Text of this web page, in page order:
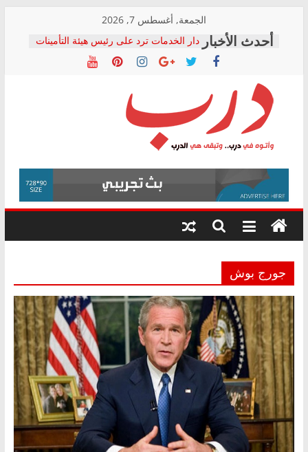
content
الجمعة, أغسطس 7, 2026
دار الخدمات ترد على رئيس هيئة التأمينات
بعد مؤتمره الصحفي: إنكار الأزمة لا ينهي
معاناة أصحاب المعاشات.. ونطالب بكشف
فرحات سليمان يكتب: القطاع الصحي إلى
أين؟
حزب التحالف الشعبي يطلق لجنة “الحق
في الصحة” بالإسكندرية لرصد الانتهاكات
ودعم المرضى
الوزاري لمدينة الصحفيين.. وانتهاء أعمال
إنشاء المبنى الإداري
المجلس القومي لحقوق الإنسان يعلن
متابعة قضية الدكتور محمد زهران.. ويؤكد:
قرينة البراءة وضمانات المحاكمة العادلة
درب
وأتوه
درب..
وتبقى
هي
جورج بوش